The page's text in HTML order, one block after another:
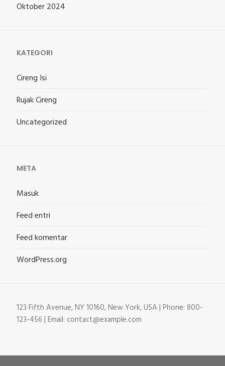
Oktober 2024
KATEGORI
Cireng Isi
Rujak Cireng
Uncategorized
META
Masuk
Feed entri
Feed komentar
WordPress.org
123 Fifth Avenue, NY 10160, New York, USA | Phone: 800-
123-456 | Email: contact@example.com